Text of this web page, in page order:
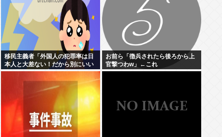
移民主義者「外国人の犯罪率は日
本人と大差ない！だから別にいい
だろ！」←いや良くないよね
お前ら「徴兵されたら後ろから上
官撃つわw」←これ